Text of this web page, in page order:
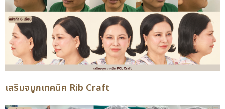
เสริมจมูกเทคนิค Rib Craft